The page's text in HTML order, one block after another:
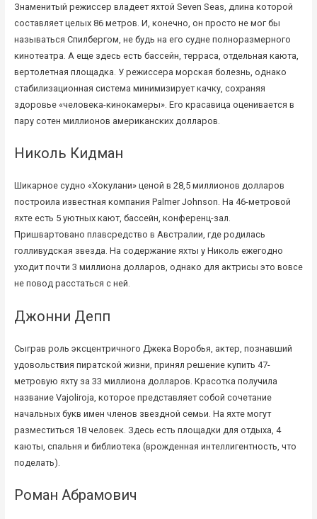
Знаменитый режиссер владеет яхтой Seven Seas, длина которой
составляет целых 86 метров. И, конечно, он просто не мог бы
называться Спилбергом, не будь на его судне полноразмерного
кинотеатра. А еще здесь есть бассейн, терраса, отдельная каюта,
вертолетная площадка. У режиссера морская болезнь, однако
стабилизационная система минимизирует качку, сохраняя
здоровье «человека-кинокамеры». Его красавица оценивается в
пару сотен миллионов американских долларов.
Николь Кидман
Шикарное судно «Хокулани» ценой в 28,5 миллионов долларов
построила известная компания Palmer Johnson. На 46-метровой
яхте есть 5 уютных кают, бассейн, конференц-зал.
Пришвартовано плавсредство в Австралии, где родилась
голливудская звезда. На содержание яхты у Николь ежегодно
уходит почти 3 миллиона долларов, однако для актрисы это вовсе
не повод расстаться с ней.
Джонни Депп
Сыграв роль эксцентричного Джека Воробья, актер, познавший
удовольствия пиратской жизни, принял решение купить 47-
метровую яхту за 33 миллиона долларов. Красотка получила
название Vajoliroja, которое представляет собой сочетание
начальных букв имен членов звездной семьи. На яхте могут
разместиться 18 человек. Здесь есть площадки для отдыха, 4
каюты, спальня и библиотека (врожденная интеллигентность, что
поделать).
Роман Абрамович